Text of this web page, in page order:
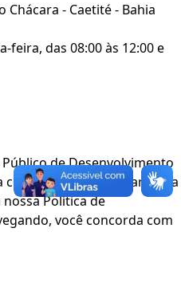
Chácara - Caetité - Bahia
feira, das 08:00 às 12:00 e
de Desenvolvimento
cookies para melhorar a sua
Política de
você concorda com